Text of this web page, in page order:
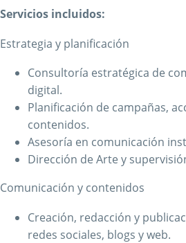
Servicios incluidos:
Estrategia y planificación
Consultoría estratégica de
digital.
Planificación de campañas,
contenidos.
Asesoría en comunicación
Dirección de Arte y
Comunicación y contenidos
Creación, redacción y
redes sociales, blogs y web.